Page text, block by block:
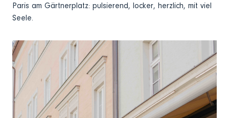
Paris am Gärtnerplatz: pulsierend, locker, herzlich, mit viel
Seele.